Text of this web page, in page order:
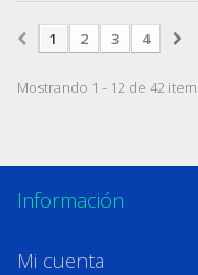
1 2 3 4
Mostrando 1 - 12 de 42
Información
Mi cuenta